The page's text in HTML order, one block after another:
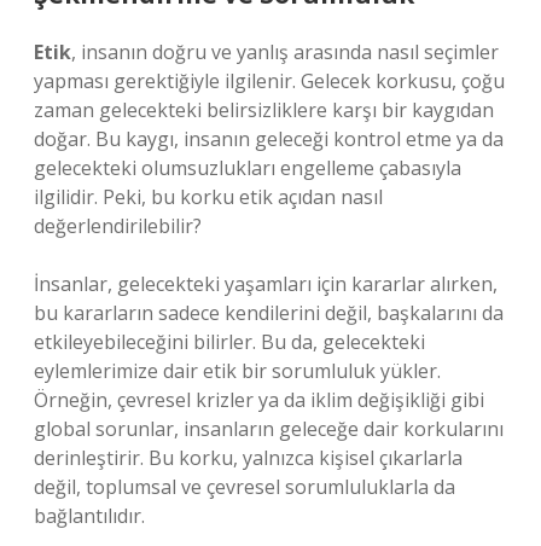
Etik, insanın doğru ve yanlış arasında nasıl seçimler
yapması gerektiğiyle ilgilenir. Gelecek korkusu, çoğu
zaman gelecekteki belirsizliklere karşı bir kaygıdan
doğar. Bu kaygı, insanın geleceği kontrol etme ya da
gelecekteki olumsuzlukları engelleme çabasıyla
ilgilidir. Peki, bu korku etik açıdan nasıl
değerlendirilebilir?
İnsanlar, gelecekteki yaşamları için kararlar alırken,
bu kararların sadece kendilerini değil, başkalarını da
etkileyebileceğini bilirler. Bu da, gelecekteki
eylemlerimize dair etik bir sorumluluk yükler.
Örneğin, çevresel krizler ya da iklim değişikliği gibi
global sorunlar, insanların geleceğe dair korkularını
derinleştirir. Bu korku, yalnızca kişisel çıkarlarla
değil, toplumsal ve çevresel sorumluluklarla da
bağlantılıdır.